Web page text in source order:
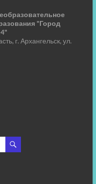
"Город
г. Архангельск, ул.